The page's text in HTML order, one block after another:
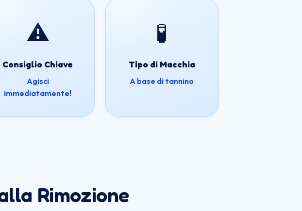
⚠️
Consiglio Chiave
Agisci
immediatamente!
🧪
Tipo di Macchia
A base di tannino
Rimozione